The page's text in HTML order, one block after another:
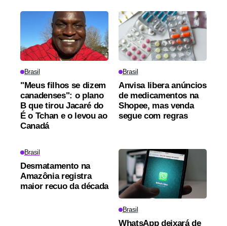
Brasil
"Meus filhos se dizem
canadenses": o plano
B que tirou Jacaré do
É o Tchan e o levou ao
Canadá
Brasil
Anvisa libera anúncios
de medicamentos na
Shopee, mas venda
segue com regras
Brasil
Desmatamento na
Amazônia registra
maior recuo da década
Brasil
WhatsApp deixará de